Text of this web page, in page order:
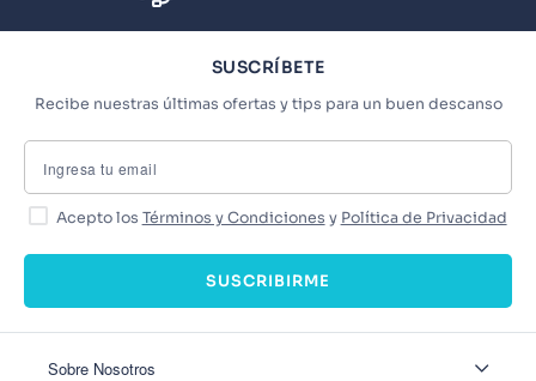
SUSCRÍBETE
Recibe nuestras últimas ofertas y tips para un buen descanso
Acepto los Términos y Condiciones y Política de Privacidad
SUSCRIBIRME
Sobre Nosotros